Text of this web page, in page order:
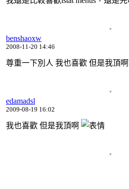
benshaoxw
2008-11-20 14:46
尊重一下別人 我也喜歡 但是我頂啊
edamadsl
2009-08-19 16:02
我也喜歡 但是我頂啊